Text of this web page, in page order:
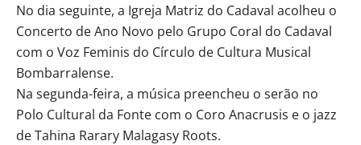
No dia seguinte, a Igreja Matriz do Cadaval acolheu o
Concerto de Ano Novo pelo Grupo Coral do Cadaval
com o Voz Feminis do Círculo de Cultura Musical
Bombarralense.
Na segunda-feira, a música preencheu o serão no
Polo Cultural da Fonte com o Coro Anacrusis e o jazz
de Tahina Rarary Malagasy Roots.